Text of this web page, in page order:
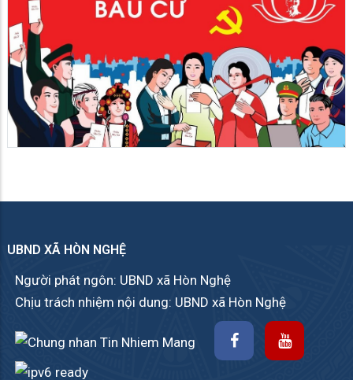
UBND XÃ HÒN NGHỆ
Người phát ngôn: UBND xã Hòn Nghệ
Chịu trách nhiệm nội dung: UBND xã Hòn Nghệ